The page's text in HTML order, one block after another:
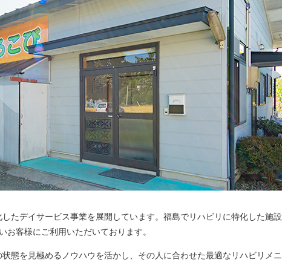
たデイサービス事業を展開しています。福島でリハビリに特化した施設
客様にご利用いただいております。
態を見極めるノウハウを活かし、その人に合わせた最適なリハビリメニ